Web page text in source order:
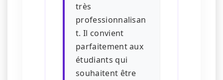
très
professionnalisan
t. Il convient
parfaitement aux
étudiants qui
souhaitent être